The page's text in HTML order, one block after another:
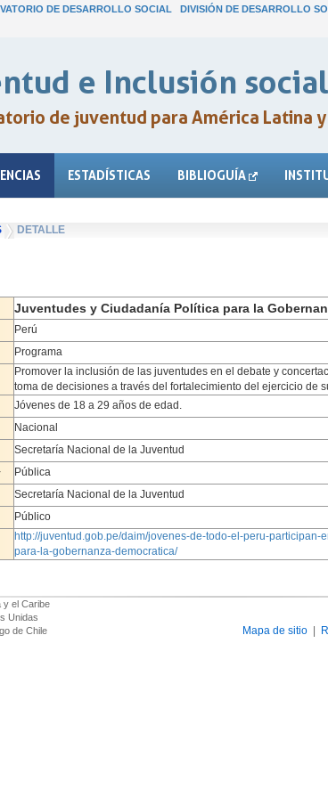
DE DESARROLLO SOCIAL DIVISIÓN DE DESARROLLO
e Inclusión social
de juventud para América Latina
ESTADÍSTICAS BIBLIOGUÍA
DETALLE
Juventudes y Ciudadanía Política para la
Perú
Programa
Promover la inclusión de las juventudes en el debate y
toma de decisiones a través del fortalecimiento del ejercicio de
Jóvenes de 18 a 29 años de edad.
Nacional
Secretaría Nacional de la Juventud
Pública
Secretaría Nacional de la Juventud
Público
http://juventud.gob.pe/daim/jovenes-de-todo-el-peru-
para-la-gobernanza-democratica/
y el Caribe
Unidas
de Chile
Mapa de sitio